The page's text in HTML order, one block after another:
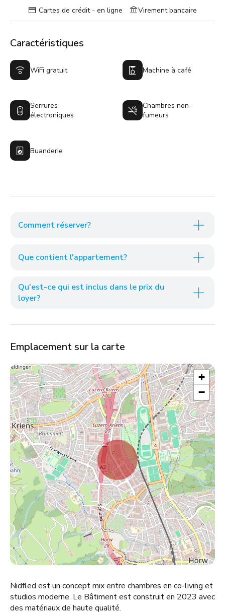
Cartes de crédit - en ligne Virement bancaire
Caractéristiques
WiFi gratuit Machine à café
Serrures
électroniques
Chambres non-
fumeurs
Buanderie
Comment réserver?
Que contient l'appartement?
Qu'est-ce qui est inclus dans le prix du
loyer?
Emplacement sur la carte
+
−
Nidfled est un concept mix entre chambres en co-living et
studios moderne. Le Bâtiment est construit en 2023 avec
des matériaux de haute qualité.